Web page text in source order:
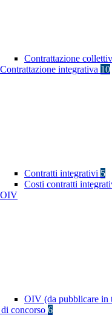
Contrattazione
Contrattazione integrativa 10
Contratti integrativi 5
Costi contratti
OIV
OIV (da pubblicare in
concorso 6